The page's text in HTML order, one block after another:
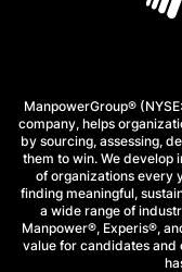
ManpowerGroup®
company, helps
by sourcing, assessing,
them to win. We develop
of organizations every
finding meaningful,
a wide range of
Manpower®, Experis®,
value for candidates and